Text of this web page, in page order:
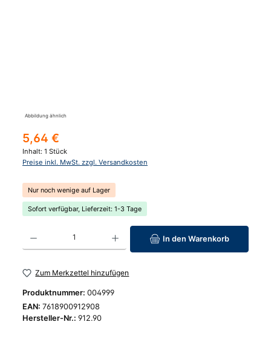
Abbildung ähnlich
Regulärer Preis:
5,64 €
Inhalt: 1 Stück
Preise inkl. MwSt. zzgl. Versandkosten
Nur noch wenige auf Lager
Sofort verfügbar, Lieferzeit: 1-3 Tage
Produkt Anzahl: Gib den gewünschten Wert ein oder benutze die
In den Warenkorb
Zum Merkzettel hinzufügen
Produktnummer: 004999
EAN: 7618900912908
Hersteller-Nr.: 912.90